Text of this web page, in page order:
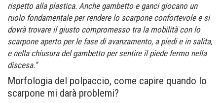
rispetto alla plastica. Anche gambetto e ganci giocano un
ruolo fondamentale per rendere lo scarpone confortevole e si
dovrà trovare il giusto compromesso tra la mobilità con lo
scarpone aperto per le fase di avanzamento, a piedi e in salita,
e nella chiusura del gambetto per sentire il piede fermo nella
discesa.”
Morfologia del polpaccio, come capire quando lo
scarpone mi darà problemi?